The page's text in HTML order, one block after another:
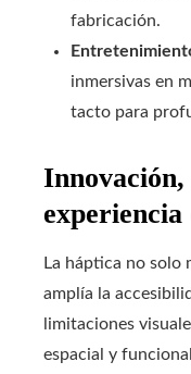
fabricación.
inmersivas en
tacto para
experiencia
La háptica no solo
amplía la
limitaciones
espacial y